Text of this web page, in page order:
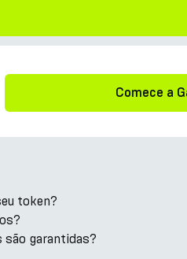
Comece a
token?
são garantidas?